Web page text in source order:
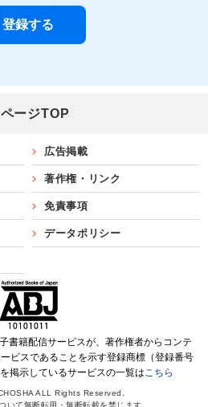
ページTOP
広告掲載
著作権・リンク
免責事項
データポリシー
書籍配信サービスが、著作権者からコンテ
ビスであることを示す登録商標（登録番号
掲示しているサービスの一覧はこちら
ALL Rights Reserved.
いて無断転用・無断転載を禁じます。